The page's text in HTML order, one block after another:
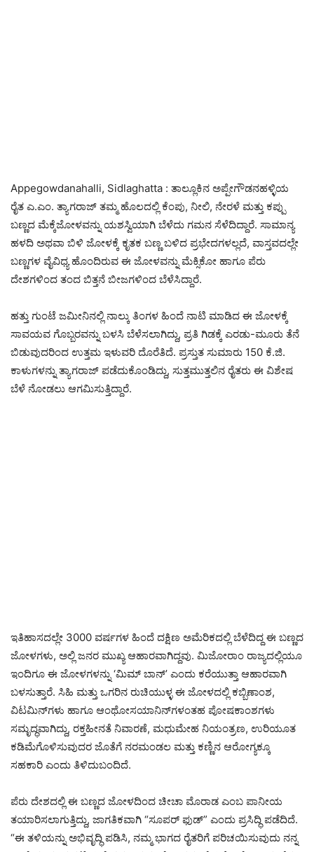
Appegowdanahalli, Sidlaghatta : ತಾಲ್ಲೂಕಿನ ಅಪ್ಪೇಗೌಡನಹಳ್ಳಿಯ
ರೈತ ಎ.ಎಂ. ತ್ಯಾಗರಾಜ್ ತಮ್ಮ ಹೊಲದಲ್ಲಿ ಕೆಂಪು, ನೀಲಿ, ನೇರಳೆ ಮತ್ತು ಕಪ್ಪು
ಬಣ್ಣದ ಮೆಕ್ಕೆಜೋಳವನ್ನು ಯಶಸ್ವಿಯಾಗಿ ಬೆಳೆದು ಗಮನ ಸೆಳೆದಿದ್ದಾರೆ. ಸಾಮಾನ್ಯ
ಹಳದಿ ಅಥವಾ ಬಿಳಿ ಜೋಳಕ್ಕೆ ಕೃತಕ ಬಣ್ಣ ಬಳಿದ ಪ್ರಭೇದಗಳಲ್ಲದೆ, ವಾಸ್ತವದಲ್ಲೇ
ಬಣ್ಣಗಳ ವೈವಿಧ್ಯ ಹೊಂದಿರುವ ಈ ಜೋಳವನ್ನು ಮೆಕ್ಸಿಕೋ ಹಾಗೂ ಪೆರು
ದೇಶಗಳಿಂದ ತಂದ ಬಿತ್ತನೆ ಬೀಜಗಳಿಂದ ಬೆಳೆಸಿದ್ದಾರೆ.
ಹತ್ತು ಗುಂಟೆ ಜಮೀನಿನಲ್ಲಿ ನಾಲ್ಕು ತಿಂಗಳ ಹಿಂದೆ ನಾಟಿ ಮಾಡಿದ ಈ ಜೋಳಕ್ಕೆ
ಸಾವಯವ ಗೊಬ್ಬರವನ್ನು ಬಳಸಿ ಬೆಳೆಸಲಾಗಿದ್ದು, ಪ್ರತಿ ಗಿಡಕ್ಕೆ ಎರಡು-ಮೂರು ತೆನೆ
ಬಿಡುವುದರಿಂದ ಉತ್ತಮ ಇಳುವರಿ ದೊರೆತಿದೆ. ಪ್ರಸ್ತುತ ಸುಮಾರು 150 ಕೆ.ಜಿ.
ಕಾಳುಗಳನ್ನು ತ್ಯಾಗರಾಜ್ ಪಡೆದುಕೊಂಡಿದ್ದು, ಸುತ್ತಮುತ್ತಲಿನ ರೈತರು ಈ ವಿಶೇಷ
ಬೆಳೆ ನೋಡಲು ಆಗಮಿಸುತ್ತಿದ್ದಾರೆ.
ಇತಿಹಾಸದಲ್ಲೇ 3000 ವರ್ಷಗಳ ಹಿಂದೆ ದಕ್ಷಿಣ ಅಮೆರಿಕದಲ್ಲಿ ಬೆಳೆದಿದ್ದ ಈ ಬಣ್ಣದ
ಜೋಳಗಳು, ಅಲ್ಲಿ ಜನರ ಮುಖ್ಯ ಆಹಾರವಾಗಿದ್ದವು. ಮಿಜೋರಾಂ ರಾಜ್ಯದಲ್ಲಿಯೂ
ಇಂದಿಗೂ ಈ ಜೋಳಗಳನ್ನು ‘ಮಿಮ್ ಬಾನ್’ ಎಂದು ಕರೆಯುತ್ತಾ ಆಹಾರವಾಗಿ
ಬಳಸುತ್ತಾರೆ. ಸಿಹಿ ಮತ್ತು ಒಗರಿನ ರುಚಿಯುಳ್ಳ ಈ ಜೋಳದಲ್ಲಿ ಕಬ್ಬಿಣಾಂಶ,
ವಿಟಮಿನ್‌ಗಳು ಹಾಗೂ ಆಂಥೋಸಯಾನಿನ್‌ಗಳಂತಹ ಪೋಷಕಾಂಶಗಳು
ಸಮೃದ್ಧವಾಗಿದ್ದು, ರಕ್ತಹೀನತೆ ನಿವಾರಣೆ, ಮಧುಮೇಹ ನಿಯಂತ್ರಣ, ಉರಿಯೂತ
ಕಡಿಮೆಗೊಳಿಸುವುದರ ಜೊತೆಗೆ ನರಮಂಡಲ ಮತ್ತು ಕಣ್ಣಿನ ಆರೋಗ್ಯಕ್ಕೂ
ಸಹಕಾರಿ ಎಂದು ತಿಳಿದುಬಂದಿದೆ.
ಪೆರು ದೇಶದಲ್ಲಿ ಈ ಬಣ್ಣದ ಜೋಳದಿಂದ ಚೀಚಾ ಮೊರಾಡ ಎಂಬ ಪಾನೀಯ
ತಯಾರಿಸಲಾಗುತ್ತಿದ್ದು, ಜಾಗತಿಕವಾಗಿ “ಸೂಪರ್ ಫುಡ್” ಎಂದು ಪ್ರಸಿದ್ಧಿ ಪಡೆದಿದೆ.
“ಈ ತಳಿಯನ್ನು ಅಭಿವೃದ್ಧಿ ಪಡಿಸಿ, ನಮ್ಮ ಭಾಗದ ರೈತರಿಗೆ ಪರಿಚಯಿಸುವುದು ನನ್ನ